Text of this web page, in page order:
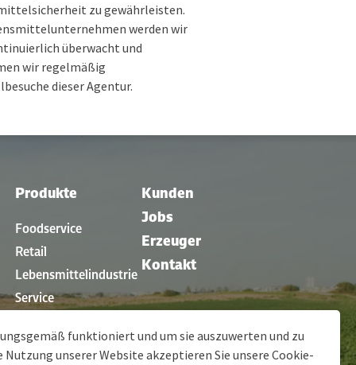
zu gewährleisten.
werden wir
überwacht und
wir regelmäßig
dieser Agentur.
Produkte
Foodservice
Retail
Lebensmittelindustrie
Service
Kunden
Jobs
Erzeuger
Kontakt
funktioniert und um sie auszuwerten und zu
Nutzung unserer Website akzeptieren Sie unsere Cookie-